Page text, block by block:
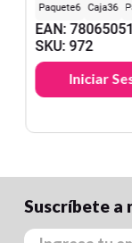
6
36
EAN:
SKU:972
Iniciar
Suscríbete a